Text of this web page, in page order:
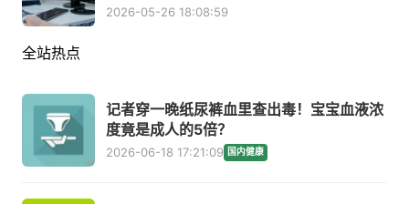
2026-05-26 18:08:59
全站热点
记者穿一晚纸尿裤血里查出毒！宝宝血液浓
度竟是成人的5倍？
2026-06-18 17:21:09 国内健康